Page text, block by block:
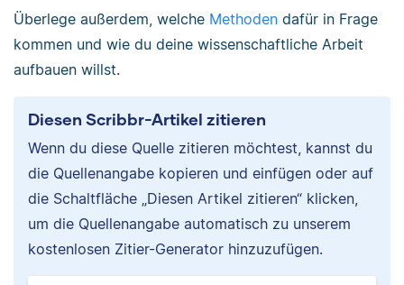
Überlege außerdem, welche Methoden dafür in Frage
kommen und wie du deine wissenschaftliche Arbeit
aufbauen willst.
Diesen Scribbr-Artikel zitieren
Wenn du diese Quelle zitieren möchtest, kannst du
die Quellenangabe kopieren und einfügen oder auf
die Schaltfläche „Diesen Artikel zitieren“ klicken,
um die Quellenangabe automatisch zu unserem
kostenlosen Zitier-Generator hinzuzufügen.